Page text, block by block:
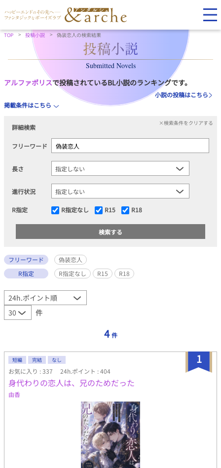
TOP 投稿小説 偽装恋人の検索結果
Submitted Novels
アルファポリスで投稿されているBL小説のランキングです。
小説の投稿はこちら
掲載条件はこちら
詳細検索
×検索条件をクリアする
フリーワード
長さ
進行状況
R指定 R指定なし R15 R18
フリーワード
偽装恋人
R指定
R指定なし R15 R18
件
4 件
1
短編 完結 なし
お気に入り : 337 24h.ポイント : 404
身代わりの恋人は、兄のためだった
由香